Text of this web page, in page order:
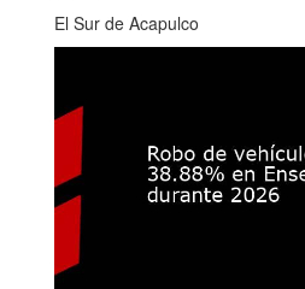
El Sur de Acapulco